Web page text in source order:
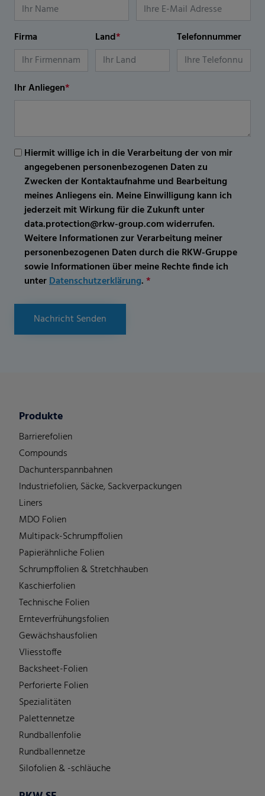
Firma Land* Telefonnummer
Ihr Anliegen*
Hiermit willige ich in die Verarbeitung der von mir
angegebenen personenbezogenen Daten zu
Zwecken der Kontaktaufnahme und Bearbeitung
meines Anliegens ein. Meine Einwilligung kann ich
jederzeit mit Wirkung für die Zukunft unter
data.protection@rkw-group.com widerrufen.
Weitere Informationen zur Verarbeitung meiner
personenbezogenen Daten durch die RKW-Gruppe
sowie Informationen über meine Rechte finde ich
unterDatenschutzerklärung.*
Nachricht Senden
Produkte
Barrierefolien
Compounds
Dachunterspannbahnen
Industriefolien, Säcke, Sackverpackungen
Liners
MDO Folien
Multipack-Schrumpffolien
Papierähnliche Folien
Schrumpffolien & Stretchhauben
Kaschierfolien
Technische Folien
Ernteverfrühungsfolien
Gewächshausfolien
Vliesstoffe
Backsheet-Folien
Perforierte Folien
Spezialitäten
Palettennetze
Rundballenfolie
Rundballennetze
Silofolien & -schläuche